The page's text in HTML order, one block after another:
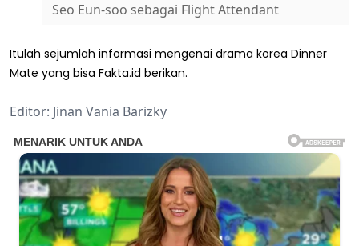
Seo Eun-soo sebagai Flight Attendant
Itulah sejumlah informasi mengenai drama korea Dinner
Mate yang bisa Fakta.id berikan.
Editor: Jinan Vania Barizky